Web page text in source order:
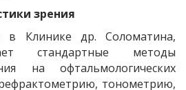
зрения
в Клинике др. Соломатина,
стандартные методы
на офтальмологических
тонометрию,